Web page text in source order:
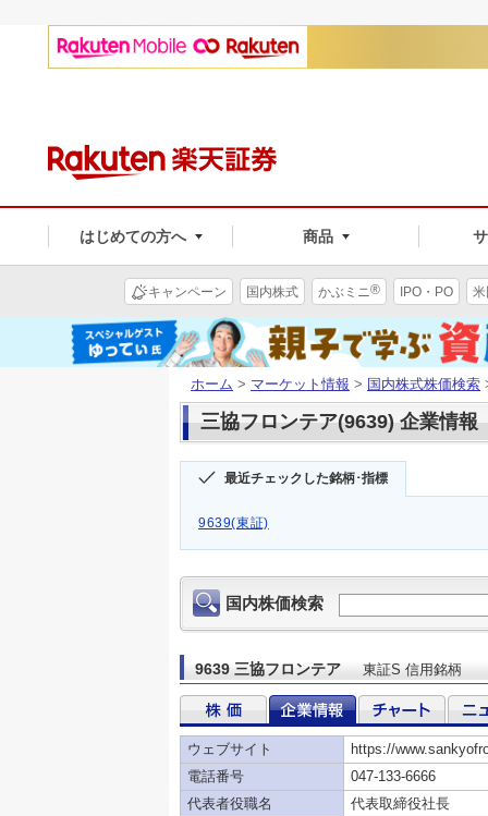
はじめての方へ 商品
キャンペーン 国内株式 かぶミニ® IPO・PO
ホーム > マーケット情報 > 国内株式株価検索
三協フロンテア(9639) 企業情報
最近チェックした銘柄･指標
9639(東証)